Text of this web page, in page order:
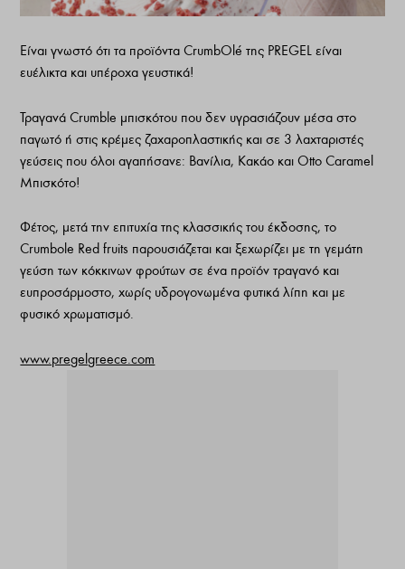
Είναι γνωστό ότι τα προϊόντα CrumbOlé της PREGEL είναι
ευέλικτα και υπέροχα γευστικά!
Τραγανά Crumble μπισκότου που δεν υγρασιάζουν μέσα στο
παγωτό ή στις κρέμες ζαχαροπλαστικής και σε 3 λαχταριστές
γεύσεις που όλοι αγαπήσανε: Βανίλια, Κακάο και Otto Caramel
Μπισκότο!
Φέτος, μετά την επιτυχία της κλασσικής του έκδοσης, το
Crumbole Red fruits παρουσιάζεται και ξεχωρίζει με τη γεμάτη
γεύση των κόκκινων φρούτων σε ένα προϊόν τραγανό και
ευπροσάρμοστο, χωρίς υδρογονωμένα φυτικά λίπη και με
φυσικό χρωματισμό.
www.pregelgreece.com